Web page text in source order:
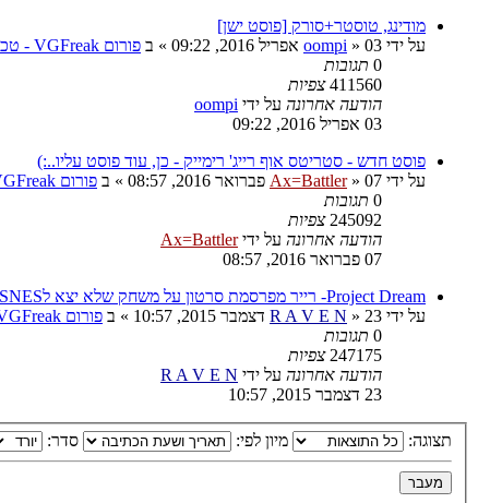
מודינג, טוסטר+סורק [פוסט ישן]
על ידי
oompi » 03 אפריל 2016, 09:22 » ב פורום VGFreak - טכני
0 תגובות
411560 צפיות
הודעה אחרונה על ידי oompi
03 אפריל 2016, 09:22
פוסט חדש - סטריטס אוף רייג' רימייק - כן, עוד פוסט עליו..:)
על ידי
Ax=Battler» 07 פברואר 2016, 08:57 » ב פורום VGFreak - כללי
0 תגובות
245092 צפיות
הודעה אחרונה על ידיAx=Battler
07 פברואר 2016, 08:57
Project Dream- רייר מפרסמת סרטון על משחק שלא יצא לSNES
על ידי
R A V E N » 23 דצמבר 2015, 10:57 » ב פורום VGFreak - כללי
0 תגובות
247175 צפיות
הודעה אחרונה על ידי R A V E N
23 דצמבר 2015, 10:57
תצוגה: מיון לפי: סדר: